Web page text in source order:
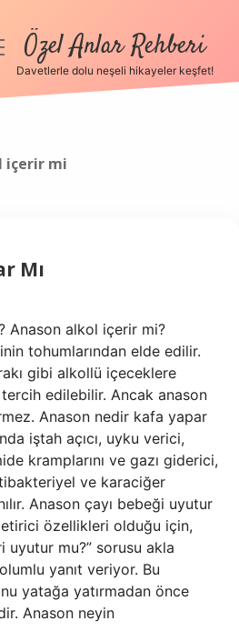
Özel Anlar Rehberi
Davetlerle dolu neşeli hikayeler keşfet!
içerir mi
Mı
Anason alkol içerir mi?
tohumlarından elde edilir.
gibi alkollü içeceklere
edilebilir. Ancak anason
Anason nedir kafa yapar
iştah açıcı, uyku verici,
kramplarını ve gazı giderici,
ve karaciğer
Anason çayı bebeği uyutur
özellikleri olduğu için,
uyutur mu?” sorusu akla
yanıt veriyor. Bu
yatağa yatırmadan önce
Anason neyin